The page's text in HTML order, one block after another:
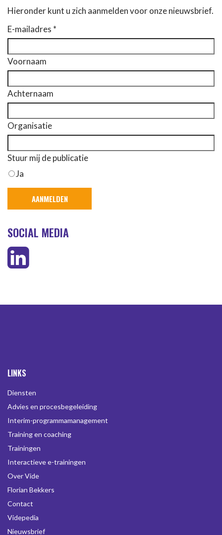
Hieronder kunt u zich aanmelden voor onze nieuwsbrief.
E-mailadres *
Voornaam
Achternaam
Organisatie
Stuur mij de publicatie
Ja
SOCIAL MEDIA
LINKS
Diensten
Advies en procesbegeleiding
Interim-programmamanagement
Training en coaching
Trainingen
Interactieve e-trainingen
Over Vide
Florian Bekkers
Contact
Videpedia
Nieuwsbrief